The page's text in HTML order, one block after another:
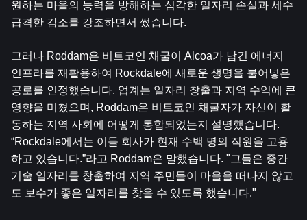
원하는 마을의 능력을 방해하는 심각한 일자리 손실과 세수
급격한 감소를 강조하면서 썼습니다.
그러나 Roddam은 비트코인 ​​채굴이 Alcoa가 남긴 에너지
인프라를 재활용하여 Rockdale에 새로운 생명을 불어넣은
공로를 인정했습니다. 업계는 일자리 창출과 지역 수익에 큰
영향을 미쳤으며, Roddam은 비트코인 ​​채굴자가 자신이 활
동하는 지역 사회에 어떻게 통합되었는지 설명했습니다.
“Rockdale에서는 이들 회사가 현재 수백 명의 직원을 고용
하고 있습니다.”라고 Roddam은 말했습니다. "그들은 중간
기술 일자리를 창출하여 지역 주민들이 마을을 떠나지 않고
도 보수가 좋은 일자리를 찾을 수 있도록 했습니다."